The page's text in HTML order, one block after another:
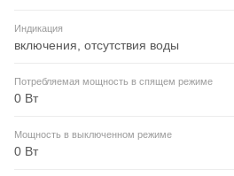
Индикация
включения, отсутствия воды
Потребляемая мощность в спящем режиме
0 Вт
Мощность в выключенном режиме
0 Вт